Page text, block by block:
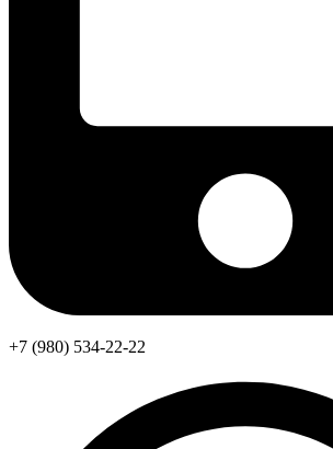
+7 (980) 534-22-22